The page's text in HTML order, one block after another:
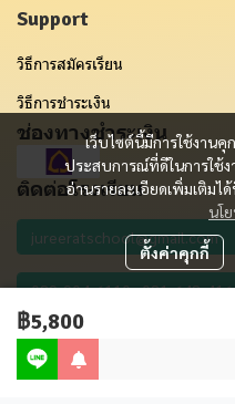
฿5,800
เว็บไซต์นี้มีการใช้งาน
ประสบการณ์ที่ดีในการใช้
อ่านรายละเอียดเพิ่มเติมไ
นโ
ตั้งค่าคุกกี้
Support
วิธีการสมัครเรียน
วิธีการชำระเงิน
ช่องทางชำระเงิน
ติดต่อโรงเรียน
รับข่าวสาร